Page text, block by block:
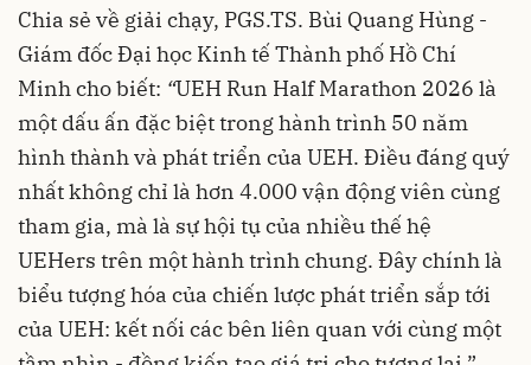
Chia sẻ về giải chạy, PGS.TS. Bùi Quang Hùng -
Giám đốc Đại học Kinh tế Thành phố Hồ Chí
Minh cho biết: “UEH Run Half Marathon 2026 là
một dấu ấn đặc biệt trong hành trình 50 năm
hình thành và phát triển của UEH. Điều đáng quý
nhất không chỉ là hơn 4.000 vận động viên cùng
tham gia, mà là sự hội tụ của nhiều thế hệ
UEHers trên một hành trình chung. Đây chính là
biểu tượng hóa của chiến lược phát triển sắp tới
của UEH: kết nối các bên liên quan với cùng một